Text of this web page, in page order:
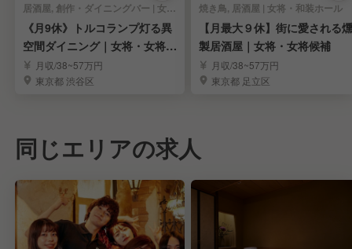
居酒屋, 創作・ダイニングバー | 女将・和装ホール
《月9休》トルコランプ灯る異
空間ダイニング｜女将・女将候
補求む！
月収/38~57万円
東京都 渋谷区
焼き鳥, 居酒屋 | 女将・和装ホール
【月最大９休】街に愛される燻
製居酒屋｜女将・女将候補
月収/38~57万円
東京都 足立区
同じエリアの求人